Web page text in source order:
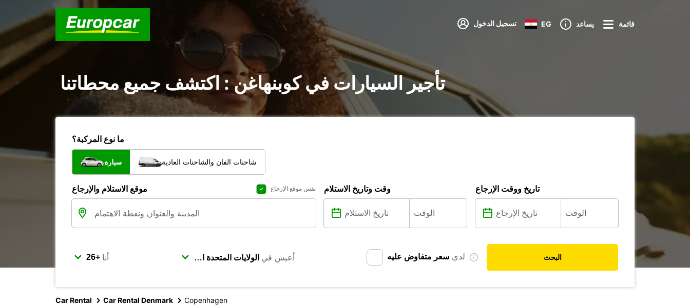
تسجيل الدخول EG يساعد قائمة
تأجير السيارات في كوبنهاغن : اكتشف جميع محطاتنا
ما نوع المركبة؟
سيارة شاحنات الفان والشاحنات العادية
موقع الاستلام والإرجاع نفس موقع الإرجاع وقت وتاريخ الاستلام تاريخ ووقت الإرجاع
أنا أعيش في لدي سعر متفاوض عليه البحث
Car Rental Car Rental Denmark Copenhagen